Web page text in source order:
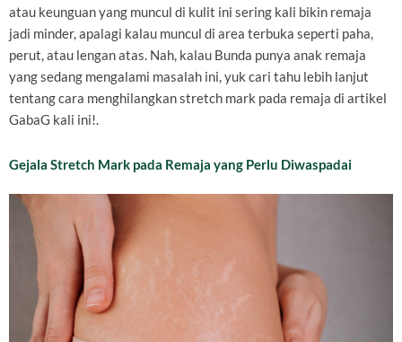
atau keunguan yang muncul di kulit ini sering kali bikin remaja
jadi minder, apalagi kalau muncul di area terbuka seperti paha,
perut, atau lengan atas. Nah, kalau Bunda punya anak remaja
yang sedang mengalami masalah ini, yuk cari tahu lebih lanjut
tentang cara menghilangkan stretch mark pada remaja di artikel
GabaG kali ini!.
Gejala Stretch Mark pada Remaja yang Perlu Diwaspadai